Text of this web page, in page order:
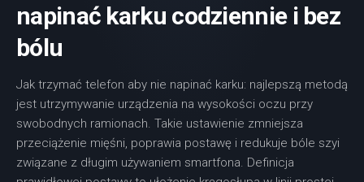
napinać karku codziennie i bez
bólu
Jak trzymać telefon aby nie napinać karku: najlepszą metodą
jest utrzymywanie urządzenia na wysokości oczu przy
swobodnych ramionach. Takie ustawienie zmniejsza
przeciążenie mięśni, poprawia postawę i redukuje bóle szyi
związane z długim używaniem smartfona. Definicja